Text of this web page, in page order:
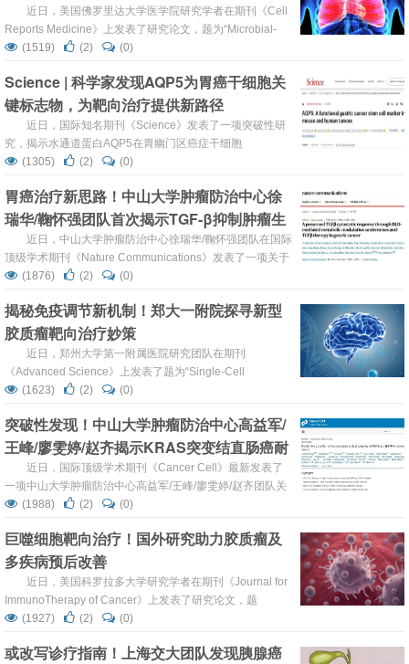
近日，美国佛罗里达大学医学院研究学者在期刊《Cell
Reports Medicine》上发表了研究论文，题为“Microbial-
derived immunostimulatory small molecule augments
人源化抗 PD-1 应答小鼠的粪便中分离出 183 株拟杆菌。
183 株菌...
(1519) (2) (0)
Science | 科学家发现AQP5为胃癌干细胞关
键标志物，为靶向治疗提供新路径
近日，国际知名期刊《Science》发表了一项突破性研
究，揭示水通道蛋白AQP5在胃幽门区癌症干细胞
（CSCs）中的核心作用。该研究通过小鼠和人类多模型实
物，还直接通过WNT、PI3K和MAPK信号通路驱动肿瘤增殖
与转移。这一发现为胃癌的靶向治疗和再生医学提供了新方
向。 AQP5是小鼠和人类胃癌干细胞的功能性标...
(1305) (2) (0)
胃癌治疗新思路！中山大学肿瘤防治中心徐
瑞华/鞠怀强团队首次揭示TGF-β抑制肿瘤生
长的分子机制，提出双重靶向治疗新策略
近日，中山大学肿瘤防治中心徐瑞华/鞠怀强团队在国际
顶级学术期刊《Nature Communications》发表了一项关于
胃癌TGF-β靶向治疗的重要研究。研究发现：虽然靶向TGF-
释放肿瘤生长的“刹车”，盲目阻断可能适得其反，导致治疗
效果不佳。研究首次揭示了TGF-β通过调节代谢酶DLD的活
性来抑制肿瘤生长的分子机制，并提出了将TGF-β...
(1876) (2) (0)
揭秘免疫调节新机制！郑大一附院探寻新型
胶质瘤靶向治疗妙策
近日，郑州大学第一附属医院研究团队在期刊
《Advanced Science》上发表了题为“Single-Cell
Transcriptome Atlas Reveals the Underlying Mechanism
Microenvironment in Glioblastoma”的研...
(1623) (2) (0)
突破性发现！中山大学肿瘤防治中心高益军/
王峰/廖雯婷/赵齐揭示KRAS突变结直肠癌耐
药机制，设计三重靶向治疗突破耐药新策略
近日，国际顶级学术期刊《Cancer Cell》最新发表了
一项中山大学肿瘤防治中心高益军/王峰/廖雯婷/赵齐团队关
于KRAS突变结直肠癌治疗耐药机制的重要研究。研究发
会采取一种特殊的“细胞变身”策略得以幸存。这一发现不仅
解释了临床治疗中耐药性产生的根源，更提出了通过联合靶
向FGFR3来克服耐药性的全新三重靶向治疗策略，对结直肠
癌未来的精...
(1988) (2) (0)
巨噬细胞靶向治疗！国外研究助力胶质瘤及
多疾病预后改善
近日，美国科罗拉多大学研究学者在期刊《Journal for
ImmunoTherapy of Cancer》上发表了研究论文，题
为“Differential phagocytosis induces diverse macrophage
噬细胞的命运与它们吞噬物质的分子特性密切相关。吞噬作
(1927) (2) (0)
或改写诊疗指南！上海交大团队发现胰腺癌